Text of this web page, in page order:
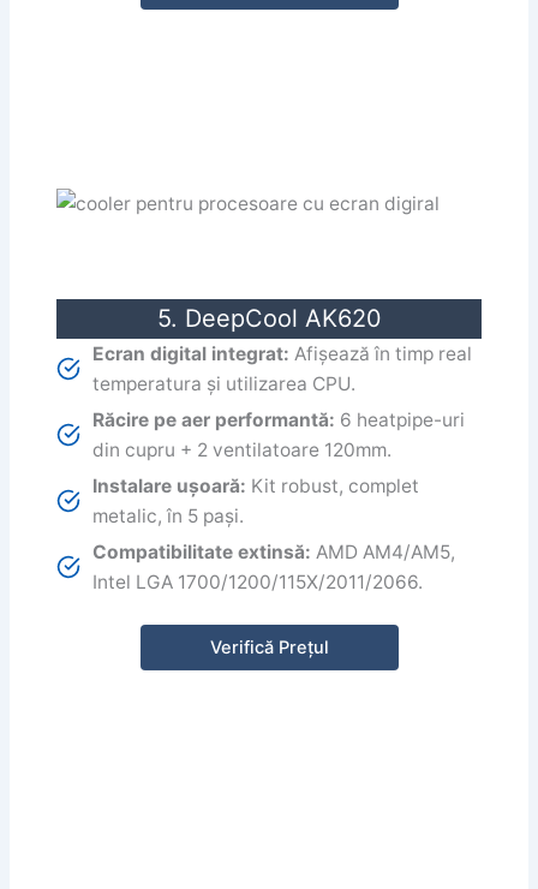
5. DeepCool AK620
Ecran digital integrat: Afișează în timp real
temperatura și utilizarea CPU.
Răcire pe aer performantă: 6 heatpipe-uri
din cupru + 2 ventilatoare 120mm.
Instalare ușoară: Kit robust, complet
metalic, în 5 pași.
Compatibilitate extinsă: AMD AM4/AM5,
Intel LGA 1700/1200/115X/2011/2066.
Verifică Prețul